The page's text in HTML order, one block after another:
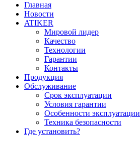
Главная
Новости
ATIKER
Мировой лидер
Качество
Технологии
Гарантии
Контакты
Продукция
Обслуживание
Срок эксплуатации
Условия гарантии
Особенности эксплуатации
Техника безопасности
Где установить?